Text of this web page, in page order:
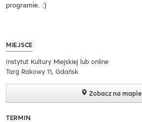
programie. :)
MIEJSCE
Instytut Kultury Miejskiej lub online
Targ Rakowy 11, Gdańsk
Zobacz na mapie
TERMIN